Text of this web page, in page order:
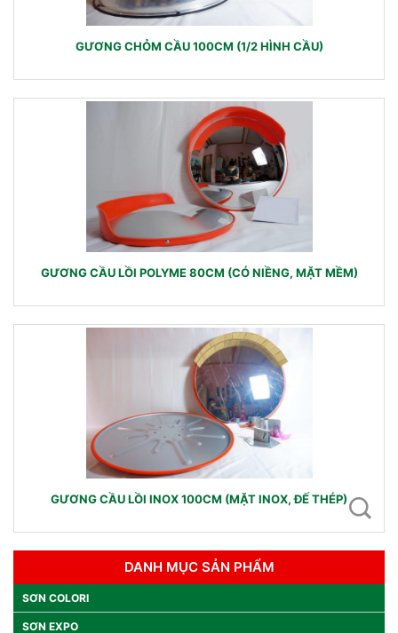
GƯƠNG CHỎM CẦU 100CM (1/2 HÌNH CẦU)
GƯƠNG CẦU LỒI POLYME 80CM (CÓ NIỀNG, MẶT MỀM)
GƯƠNG CẦU LỒI INOX 100CM (MẶT INOX, ĐẾ THÉP)
DANH MỤC SẢN PHẨM
SƠN COLORI
SƠN EXPO